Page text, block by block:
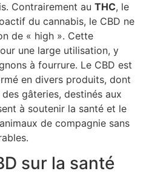
Contrairement au THC, le
du cannabis, le CBD ne
de « high ». Cette
une large utilisation, y
à fourrure. Le CBD est
en divers produits, dont
gâteries, destinés aux
à soutenir la santé et le
de compagnie sans
sur la santé